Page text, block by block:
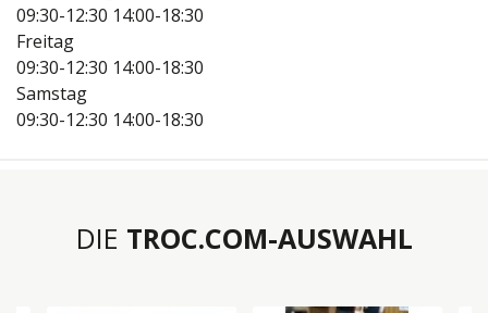
09:30-12:30 14:00-18:30
Freitag
09:30-12:30 14:00-18:30
Samstag
09:30-12:30 14:00-18:30
DIE TROC.COM-AUSWAHL